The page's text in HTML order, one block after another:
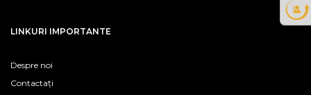
LINKURI IMPORTANTE
Despre noi
Contactați